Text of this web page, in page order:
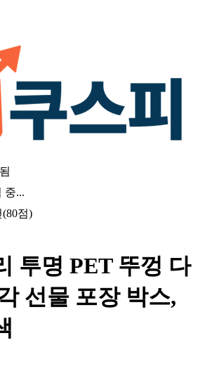
중...
(80점)
투명 PET 뚜껑 다
선물 포장 박스,